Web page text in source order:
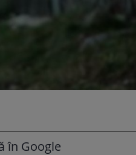
în Google